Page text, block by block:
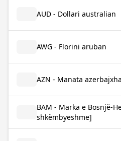
AUD - Dollari australian
AWG - Florini aruban
AZN - Manata
BAM - Marka e Bosnjë-
shkëmbyeshme]